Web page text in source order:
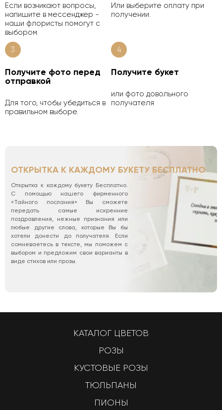
Если возникают вопросы,
напишите в мессенджер -
наши флористы помогут с
выбором.
Или выберите оплату при
получении.
3
Получите фото перед
отправкой
Для того, чтобы убедиться в
правильном выборе.
4
Получите букет
или фото довольного
получателя
ОТКРЫТКА К КАЖДОМУ БУКЕТУ БЕСПЛАТНО
Открытка к каждому букету Бесплатно.
С помощью нашего фирменного
«Тайного послания» Вы сможете
передать самые искренние
поздравления, нежные признания или
любые другие слова, которые Вы бы
хотели донести до получателя. Если
сомневаетесь в тексте, мы поможем с
выбором и предложим свои варианты в
виде стихов или прозы.
КАТАЛОГ ЦВЕТОВ
РОЗЫ
КУСТОВЫЕ РОЗЫ
ТЮЛЬПАНЫ
ПИОНЫ